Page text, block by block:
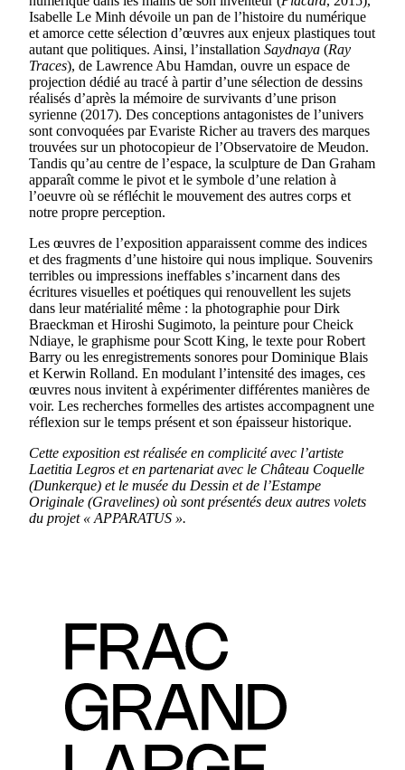
Isabelle Le Minh dévoile un pan de l’histoire du numérique
et amorce cette sélection d’œuvres aux enjeux plastiques tout
autant que politiques. Ainsi, l’installation Saydnaya (Ray
Traces), de Lawrence Abu Hamdan, ouvre un espace de
projection dédié au tracé à partir d’une sélection de dessins
réalisés d’après la mémoire de survivants d’une prison
syrienne (2017). Des conceptions antagonistes de l’univers
sont convoquées par Evariste Richer au travers des marques
trouvées sur un photocopieur de l’Observatoire de Meudon.
Tandis qu’au centre de l’espace, la sculpture de Dan Graham
apparaît comme le pivot et le symbole d’une relation à
l’oeuvre où se réfléchit le mouvement des autres corps et
notre propre perception.
Les œuvres de l’exposition apparaissent comme des indices
et des fragments d’une histoire qui nous implique. Souvenirs
terribles ou impressions ineffables s’incarnent dans des
écritures visuelles et poétiques qui renouvellent les sujets
dans leur matérialité même : la photographie pour Dirk
Braeckman et Hiroshi Sugimoto, la peinture pour Cheick
Ndiaye, le graphisme pour Scott King, le texte pour Robert
Barry ou les enregistrements sonores pour Dominique Blais
et Kerwin Rolland. En modulant l’intensité des images, ces
œuvres nous invitent à expérimenter différentes manières de
voir. Les recherches formelles des artistes accompagnent une
réflexion sur le temps présent et son épaisseur historique.
Cette exposition est réalisée en complicité avec l’artiste
Laetitia Legros et en partenariat avec le Château Coquelle
(Dunkerque) et le musée du Dessin et de l’Estampe
Originale (Gravelines) où sont présentés deux autres volets
du projet « APPARATUS ».